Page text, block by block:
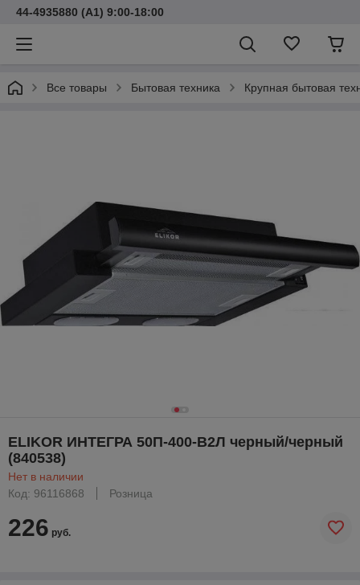
44-4935880 (A1) 9:00-18:00
Все товары Бытовая техника Крупная бытовая
ELIKOR ИНТЕГРА 50П-400-В2Л черный/черный
(840538)
Нет в наличии
Код: 96116868
Розница
226 руб.